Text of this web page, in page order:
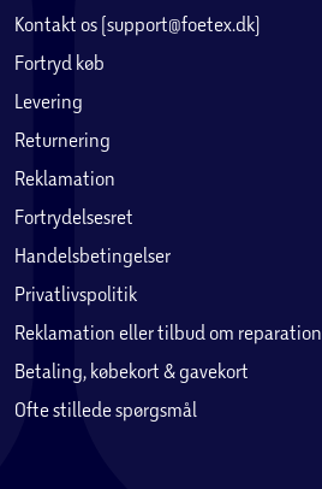
Kontakt os (support@foetex.dk)
Fortryd køb
Levering
Returnering
Reklamation
Fortrydelsesret
Handelsbetingelser
Privatlivspolitik
Reklamation eller tilbud om reparation
Betaling, købekort & gavekort
Ofte stillede spørgsmål